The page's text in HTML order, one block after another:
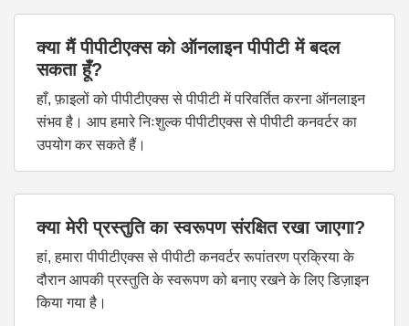
क्या मैं पीपीटीएक्स को ऑनलाइन पीपीटी में बदल
सकता हूँ?
हाँ, फ़ाइलों को पीपीटीएक्स से पीपीटी में परिवर्तित करना ऑनलाइन
संभव है। आप हमारे निःशुल्क पीपीटीएक्स से पीपीटी कनवर्टर का
उपयोग कर सकते हैं।
क्या मेरी प्रस्तुति का स्वरूपण संरक्षित रखा जाएगा?
हां, हमारा पीपीटीएक्स से पीपीटी कनवर्टर रूपांतरण प्रक्रिया के
दौरान आपकी प्रस्तुति के स्वरूपण को बनाए रखने के लिए डिज़ाइन
किया गया है।